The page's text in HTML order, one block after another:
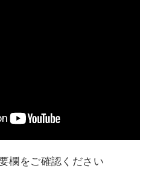
欄をご確認ください